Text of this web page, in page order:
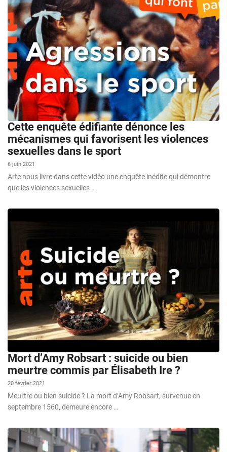
Cette enquête édifiante dénonce les
mécanismes qui favorisent les violences
sexuelles dans le sport
6 juin 2021
Arte nous livre dans cette vidéo une enquête inédite qui démontre
que les violences sexuelles …
Mort d’Amy Robsart : suicide ou bien
meurtre commis par Élisabeth Ire ?
20 février 2021
Meurtre ou bien suicide ? La mort d’Amy Robsart, survenue en
septembre 1560, demeure encore …